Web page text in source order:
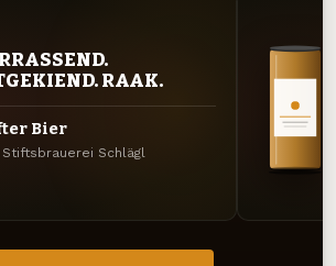
RAAK.
Bier
Stiftsbrauerei Schlägl